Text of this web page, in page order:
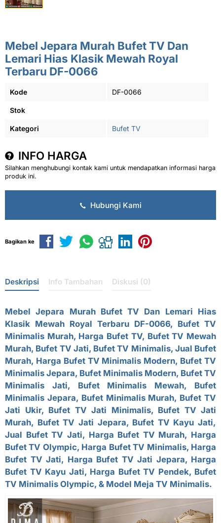
Mebel Jepara Murah Bufet TV Dan
Lemari Hias Klasik Mewah Royal
Terbaru DF-0066
Kode DF-0066
Stok
Kategori Bufet TV
INFO HARGA
Silahkan menghubungi kontak kami untuk mendapatkan informasi harga
produk ini.
Hubungi Kami
Bagikan ke
Deskripsi Info Tambahan Diskusi (0)
Mebel Jepara Murah Bufet TV Dan Lemari Hias
Klasik Mewah Royal Terbaru DF-0066, Bufet TV
Minimalis Murah, Harga Bufet TV, Bufet TV Mewah
Murah, Bufet TV Jati, Bufet TV Minimalis, Jual Bufet
Murah, Harga Bufet TV Minimalis Modern, Bufet TV
Minimalis Jepara, Bufet Minimalis Modern, Bufet TV
Minimalis Jati, Bufet Minimalis Mewah, Bufet
Minimalis Jepara, Bufet Minimalis Murah, Bufet TV
Jati Ukir, Bufet TV Jati Minimalis, Bufet TV Jati
Murah, Bufet TV Jati Jepara, Bufet TV Kayu Jati,
Jual Bufet TV Jati, Harga Bufet TV Murah, Harga
Bufet TV Olympic, Harga Bufet TV Minimalis, Harga
Bufet TV Jati, Harga Bufet TV Jati Jepara, Harga
Bufet TV Kayu Jati, Harga Bufet TV Pendek, Bufet
TV Minimalis Olympic, & Model Meja TV Minimalis.